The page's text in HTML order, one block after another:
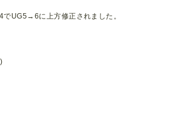
に上方修正されました。